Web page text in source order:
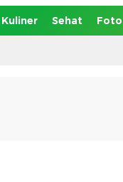
Sehat Foto